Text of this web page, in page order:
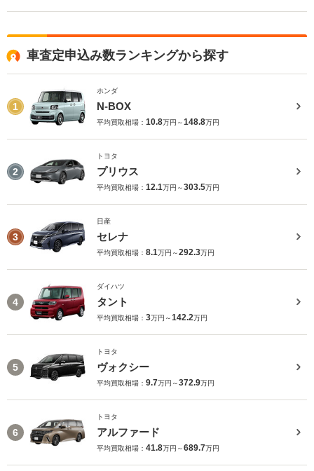
車査定申込み数ランキングから探す
1
ホンダ
N-BOX
平均買取相場： 10.8万円～148.8万円
2
トヨタ
プリウス
平均買取相場： 12.1万円～303.5万円
3
日産
セレナ
平均買取相場： 8.1万円～292.3万円
4
ダイハツ
タント
平均買取相場： 3万円～142.2万円
5
トヨタ
ヴォクシー
平均買取相場： 9.7万円～372.9万円
6
トヨタ
アルファード
平均買取相場： 41.8万円～689.7万円